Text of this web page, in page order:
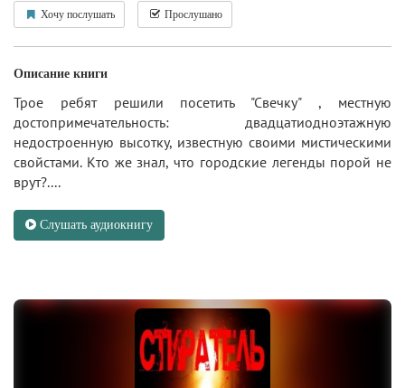
Хочу послушать Прослушано
Описание книги
Трое ребят решили посетить "Свечку" , местную
достопримечательность: двадцатиодноэтажную
недостроенную высотку, известную своими мистическими
свойстами. Кто же знал, что городские легенды порой не
врут?....
Слушать аудиокнигу